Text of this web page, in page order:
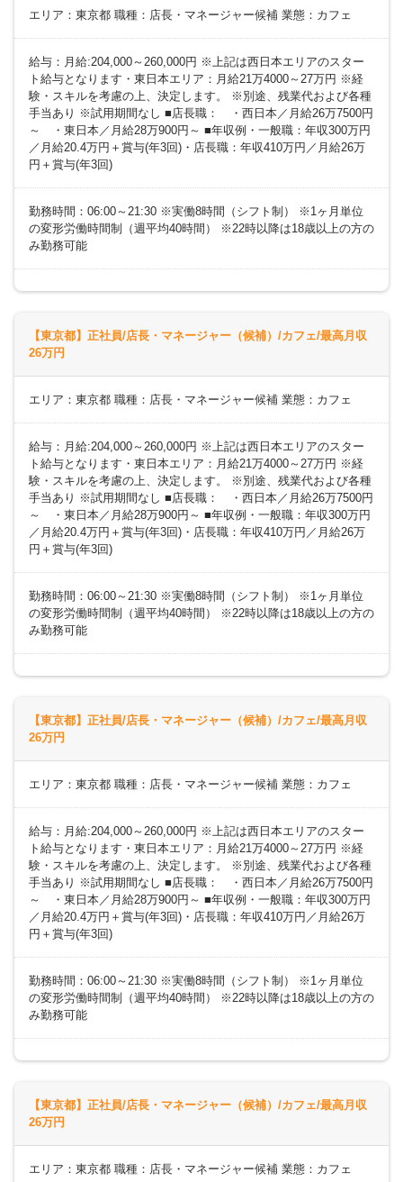
エリア：東京都 職種：店長・マネージャー候補 業態：カフェ
給与：月給:204,000～260,000円 ※上記は西日本エリアのスター
ト給与となります・東日本エリア：月給21万4000～27万円 ※経
験・スキルを考慮の上、決定します。 ※別途、残業代および各種
手当あり ※試用期間なし ■店長職： ・西日本／月給26万7500円
～ ・東日本／月給28万900円～ ■年収例・一般職：年収300万円
／月給20.4万円＋賞与(年3回)・店長職：年収410万円／月給26万
円＋賞与(年3回)
勤務時間：06:00～21:30 ※実働8時間（シフト制） ※1ヶ月単位
の変形労働時間制（週平均40時間） ※22時以降は18歳以上の方の
み勤務可能
【東京都】正社員/店長・マネージャー（候補）/カフェ/最高月収
26万円
エリア：東京都 職種：店長・マネージャー候補 業態：カフェ
給与：月給:204,000～260,000円 ※上記は西日本エリアのスター
ト給与となります・東日本エリア：月給21万4000～27万円 ※経
験・スキルを考慮の上、決定します。 ※別途、残業代および各種
手当あり ※試用期間なし ■店長職： ・西日本／月給26万7500円
～ ・東日本／月給28万900円～ ■年収例・一般職：年収300万円
／月給20.4万円＋賞与(年3回)・店長職：年収410万円／月給26万
円＋賞与(年3回)
勤務時間：06:00～21:30 ※実働8時間（シフト制） ※1ヶ月単位
の変形労働時間制（週平均40時間） ※22時以降は18歳以上の方の
み勤務可能
【東京都】正社員/店長・マネージャー（候補）/カフェ/最高月収
26万円
エリア：東京都 職種：店長・マネージャー候補 業態：カフェ
給与：月給:204,000～260,000円 ※上記は西日本エリアのスター
ト給与となります・東日本エリア：月給21万4000～27万円 ※経
験・スキルを考慮の上、決定します。 ※別途、残業代および各種
手当あり ※試用期間なし ■店長職： ・西日本／月給26万7500円
～ ・東日本／月給28万900円～ ■年収例・一般職：年収300万円
／月給20.4万円＋賞与(年3回)・店長職：年収410万円／月給26万
円＋賞与(年3回)
勤務時間：06:00～21:30 ※実働8時間（シフト制） ※1ヶ月単位
の変形労働時間制（週平均40時間） ※22時以降は18歳以上の方の
み勤務可能
【東京都】正社員/店長・マネージャー（候補）/カフェ/最高月収
26万円
エリア：東京都 職種：店長・マネージャー候補 業態：カフェ